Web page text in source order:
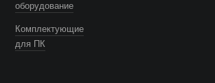
оборудование
Комплектующие
для ПК